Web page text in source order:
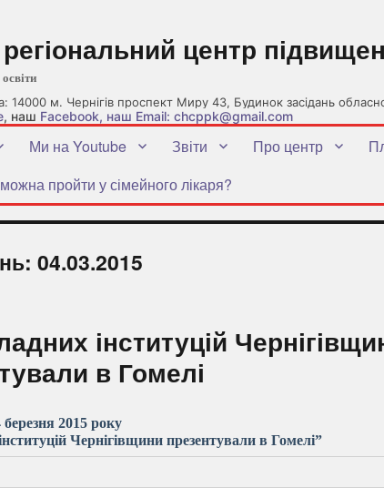
14000 м. Чернігів проспект Миру 43, Будинок засідань
, наш Facebook, наш Email: chcppk@gmail.com
центр
Ми на Youtube Звіти Про центр
пройти у сімейного лікаря?
04.03.2015
інституцій
в Гомелі
березня 2015 року
Чернігівщини презентували в Гомелі”